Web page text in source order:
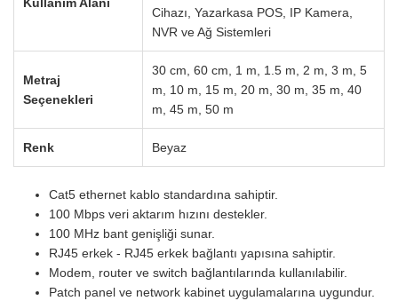
Cihazı, Yazarkasa POS, IP Kamera,
NVR ve Ağ Sistemleri
Metraj
Seçenekleri
30 cm, 60 cm, 1 m, 1.5 m, 2 m, 3 m, 5
m, 10 m, 15 m, 20 m, 30 m, 35 m, 40
m, 45 m, 50 m
Renk Beyaz
Cat5 ethernet kablo standardına sahiptir.
100 Mbps veri aktarım hızını destekler.
100 MHz bant genişliği sunar.
RJ45 erkek - RJ45 erkek bağlantı yapısına sahiptir.
Modem, router ve switch bağlantılarında kullanılabilir.
Patch panel ve network kabinet uygulamalarına uygundur.